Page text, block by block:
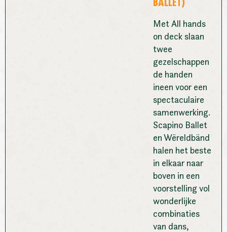
BALLET)
Met All hands
on deck slaan
twee
gezelschappen
de handen
ineen voor een
spectaculaire
samenwerking.
Scapino Ballet
en Wëreldbänd
halen het beste
in elkaar naar
boven in een
voorstelling vol
wonderlijke
combinaties
van dans,